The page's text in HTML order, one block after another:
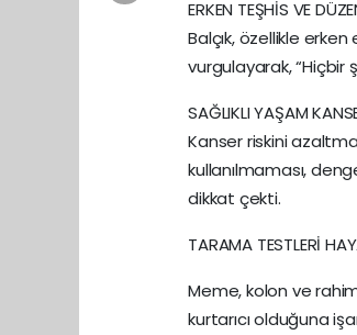
ERKEN TEŞHİS VE
Balçık, özellikle
vurgulayarak, “Hiçbir
SAĞLIKLI YAŞAM
Kanser riskini
kullanılmaması,
dikkat çekti.
TARAMA TESTLERİ
Meme, kolon ve
kurtarıcı olduğuna